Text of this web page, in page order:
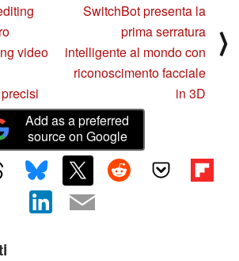
video
SwitchBot presenta la
prima serratura
intelligente al mondo con
riconoscimento facciale
in 3D
⟩
Add as a preferred
source on Google